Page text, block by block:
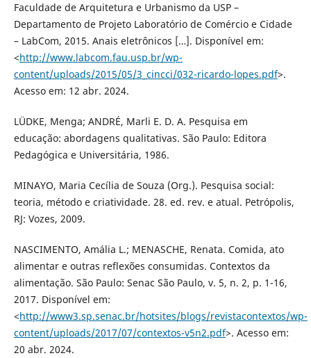
Faculdade de Arquitetura e Urbanismo da USP –
Departamento de Projeto Laboratório de Comércio e Cidade
– LabCom, 2015. Anais eletrônicos […]. Disponível em:
<http://www.labcom.fau.usp.br/wp-
content/uploads/2015/05/3_cincci/032-ricardo-lopes.pdf>.
Acesso em: 12 abr. 2024.
LÜDKE, Menga; ANDRÉ, Marli E. D. A. Pesquisa em
educação: abordagens qualitativas. São Paulo: Editora
Pedagógica e Universitária, 1986.
MINAYO, Maria Cecília de Souza (Org.). Pesquisa social:
teoria, método e criatividade. 28. ed. rev. e atual. Petrópolis,
RJ: Vozes, 2009.
NASCIMENTO, Amália L.; MENASCHE, Renata. Comida, ato
alimentar e outras reflexões consumidas. Contextos da
alimentação. São Paulo: Senac São Paulo, v. 5, n. 2, p. 1-16,
2017. Disponível em:
<http://www3.sp.senac.br/hotsites/blogs/revistacontextos/wp-
content/uploads/2017/07/contextos-v5n2.pdf>. Acesso em:
20 abr. 2024.